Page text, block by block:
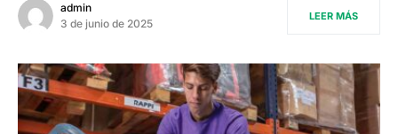
admin
3 de junio de 2025
LEER MÁS